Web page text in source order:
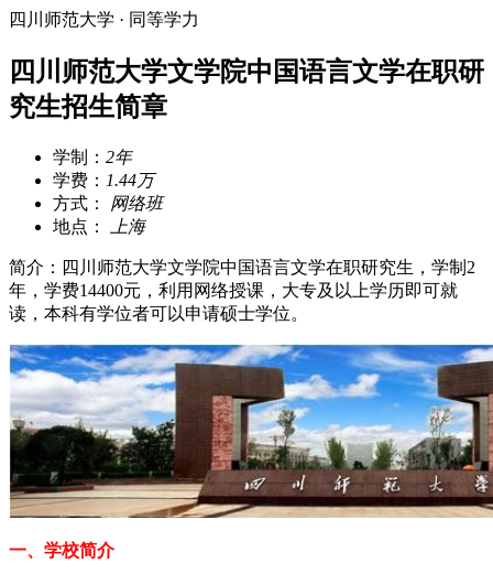
四川师范大学 · 同等学力
四川师范大学文学院中国语言文学在职研
究生招生简章
学制： 2年
学费： 1.44万
方式：
网络班
地点：
上海
简介：四川师范大学文学院中国语言文学在职研究生，学制2
年，学费14400元，利用网络授课，大专及以上学历即可就
读，本科有学位者可以申请硕士学位。
一、学校简介